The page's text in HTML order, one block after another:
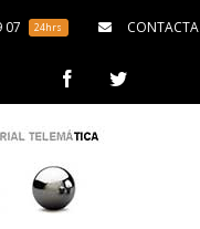
07 24hrs CONTACTA
FacebookTwitter